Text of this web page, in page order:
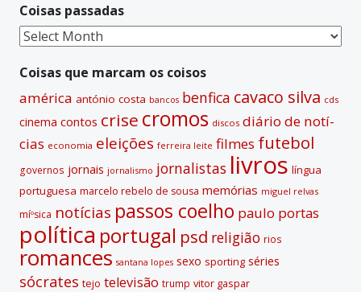
a
t
i
v
Coisas passadas
Coisas
Coisas que marcam os coisos
américa antónio costa bancos benfica cavaco silva cds
cinema contos crise cromos discos diário de notí­
cias economia eleições ferreira leite filmes futebol
governos jornais jornalismo jornalistas livros lí­ngua
portuguesa marcelo rebelo de sousa memórias miguel relvas
míºsica notí­cias passos coelho paulo portas
polí­tica portugal psd religião rios
romances santana lopes sexo sporting séries
sócrates tejo televisão trump vitor gaspar